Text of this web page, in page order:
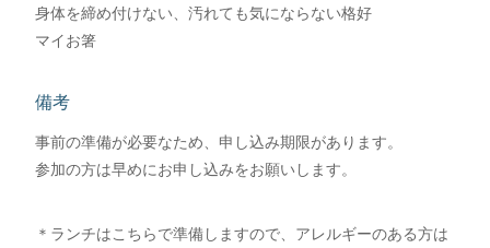
身体を締め付けない、汚れても気にならない格好
マイお箸
備考
事前の準備が必要なため、申し込み期限があります。
参加の方は早めにお申し込みをお願いします。
＊ランチはこちらで準備しますので、アレルギーのある方は